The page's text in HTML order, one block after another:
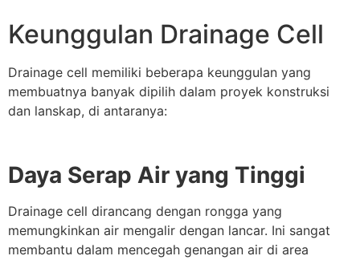
Keunggulan Drainage Cell
Drainage cell memiliki beberapa keunggulan yang
membuatnya banyak dipilih dalam proyek konstruksi
dan lanskap, di antaranya:
Daya Serap Air yang Tinggi
Drainage cell dirancang dengan rongga yang
memungkinkan air mengalir dengan lancar. Ini sangat
membantu dalam mencegah genangan air di area